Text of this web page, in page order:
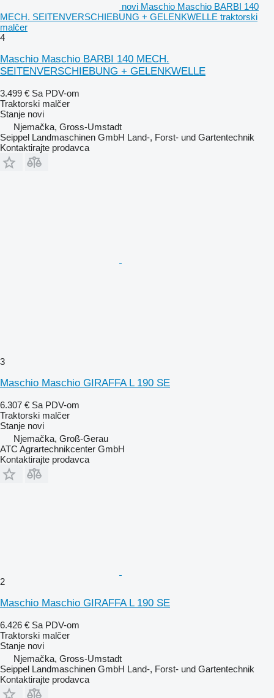
novi Maschio Maschio BARBI 140
MECH. SEITENVERSCHIEBUNG + GELENKWELLE traktorski
malčer
4
Maschio Maschio BARBI 140 MECH.
SEITENVERSCHIEBUNG + GELENKWELLE
3.499 € Sa PDV-om
Traktorski malčer
Stanje novi
Njemačka, Gross-Umstadt
Seippel Landmaschinen GmbH Land-, Forst- und Gartentechnik
Kontaktirajte prodavca
3
Maschio Maschio GIRAFFA L 190 SE
6.307 € Sa PDV-om
Traktorski malčer
Stanje novi
Njemačka, Groß-Gerau
ATC Agrartechnikcenter GmbH
Kontaktirajte prodavca
2
Maschio Maschio GIRAFFA L 190 SE
6.426 € Sa PDV-om
Traktorski malčer
Stanje novi
Njemačka, Gross-Umstadt
Seippel Landmaschinen GmbH Land-, Forst- und Gartentechnik
Kontaktirajte prodavca